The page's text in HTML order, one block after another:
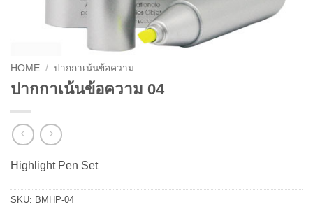
HOME / ปากกาเน้นข้อความ
ปากกาเน้นข้อความ 04
Highlight Pen Set
SKU: BMHP-04